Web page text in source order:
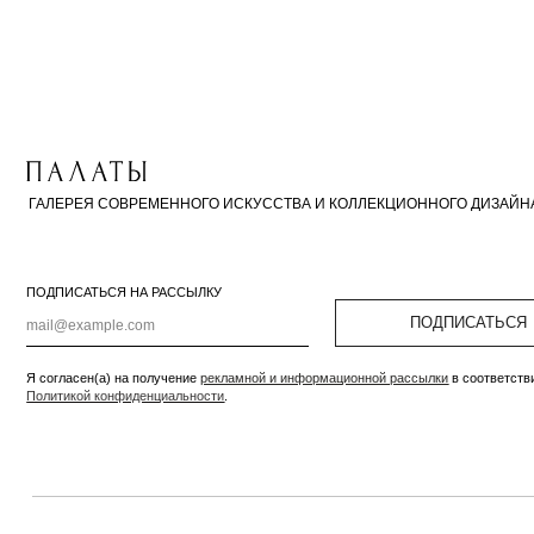
Я согласен(а) на получение
Политикой конфиденциальности